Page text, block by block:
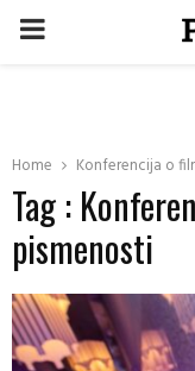
PRIMARY
Home Konferencija o
Tag :
pismenosti